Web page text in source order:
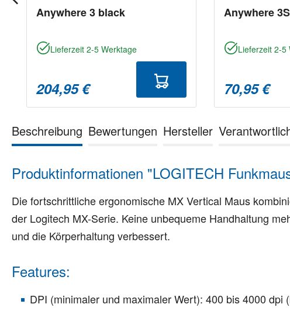
Anywhere 3 black
Lieferzeit 2-5 Werktage
204,95 €
Anywhere
Lieferzeit 2-5
70,95 €
Beschreibung Bewertungen Hersteller
Produktinformationen "LOGITECH
Die fortschrittliche ergonomische MX Vertical Maus
der Logitech MX-Serie. Keine unbequeme Handhaltung
und die Körperhaltung verbessert.
Features:
DPI (minimaler und maximaler Wert): 400 bis 4000